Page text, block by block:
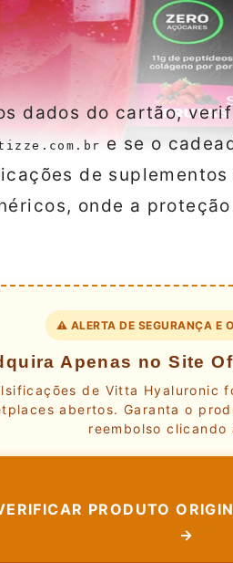
dados do cartão,
e se o
de
onde a
⚠️ ALERTA DE SEGURANÇA E
Apenas no Site
de Vitta Hyaluronic
abertos. Garanta o
reembolso clicando
PRODUTO
→